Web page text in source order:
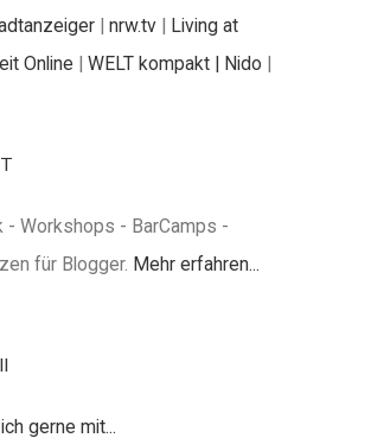
| nrw.tv | Living at
Online | WELT kompakt | Nido |
- Workshops - BarCamps -
für Blogger. Mehr erfahren...
gerne mit...